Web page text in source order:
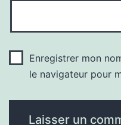
Enregistrer mon
le navigateur pour